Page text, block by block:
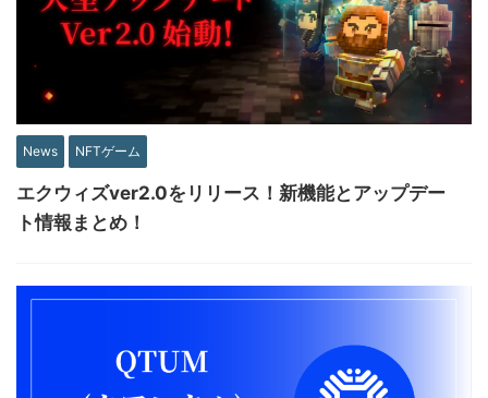
News NFTゲーム
エクウィズver2.0をリリース！新機能とアップデー
ト情報まとめ！